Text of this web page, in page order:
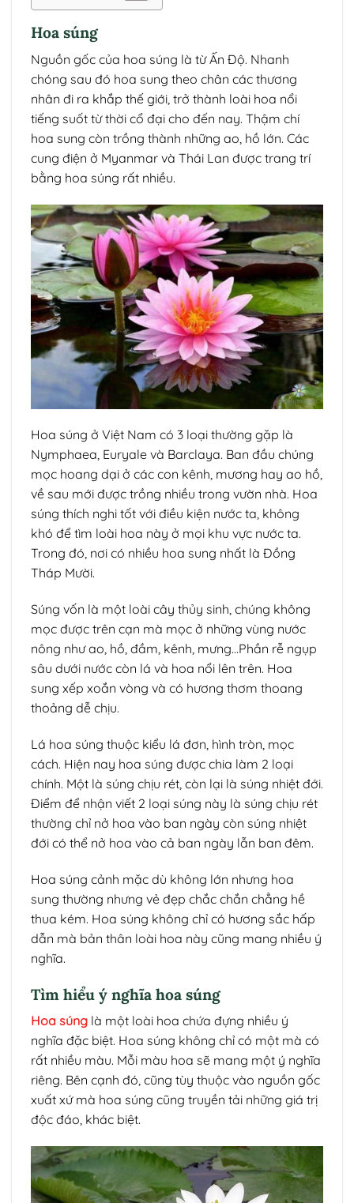
Hoa súng
Nguồn gốc của hoa súng là từ Ấn Độ. Nhanh
chóng sau đó hoa sung theo chân các thương
nhân đi ra khắp thế giới, trở thành loài hoa nổi
tiếng suốt từ thời cổ đại cho đến nay. Thậm chí
hoa sung còn trồng thành những ao, hồ lớn. Các
cung điện ở Myanmar và Thái Lan được trang trí
bằng hoa súng rất nhiều.
Hoa súng ở Việt Nam có 3 loại thường gặp là
Nymphaea, Euryale và Barclaya. Ban đầu chúng
mọc hoang dại ở các con kênh, mương hay ao hồ,
về sau mới được trồng nhiều trong vườn nhà. Hoa
súng thích nghi tốt với điều kiện nước ta, không
khó để tìm loài hoa này ở mọi khu vực nước ta.
Trong đó, nơi có nhiều hoa sung nhất là Đồng
Tháp Mười.
Súng vốn là một loài cây thủy sinh, chúng không
mọc được trên cạn mà mọc ở những vùng nước
nông như ao, hồ, đầm, kênh, mưng…Phần rễ ngụp
sâu dưới nước còn lá và hoa nổi lên trên. Hoa
sung xếp xoắn vòng và có hương thơm thoang
thoảng dễ chịu.
Lá hoa súng thuộc kiểu lá đơn, hình tròn, mọc
cách. Hiện nay hoa súng được chia làm 2 loại
chính. Một là súng chịu rét, còn lại là súng nhiệt đới.
Điểm để nhận viết 2 loại súng này là súng chịu rét
thường chỉ nở hoa vào ban ngày còn súng nhiệt
đới có thể nở hoa vào cả ban ngày lẫn ban đêm.
Hoa súng cảnh mặc dù không lớn nhưng hoa
sung thường nhưng vẻ đẹp chắc chắn chẳng hề
thua kém. Hoa súng không chỉ có hương sắc hấp
dẫn mà bản thân loài hoa này cũng mang nhiều ý
nghĩa.
Tìm hiểu ý nghĩa hoa súng
Hoa súng là một loài hoa chứa đựng nhiều ý
nghĩa đặc biệt. Hoa súng không chỉ có một mà có
rất nhiều màu. Mỗi màu hoa sẽ mang một ý nghĩa
riêng. Bên cạnh đó, cũng tùy thuộc vào nguồn gốc
xuất xứ mà hoa súng cũng truyền tải những giá trị
độc đáo, khác biệt.